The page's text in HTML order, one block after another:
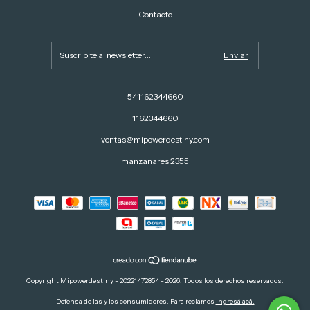
Contacto
541162344660
1162344660
ventas@mipowerdestiny.com
manzanares 2355
Copyright Mipowerdestiny - 20221472854 - 2026. Todos los derechos reservados.
Defensa de las y los consumidores. Para reclamos ingresá acá.